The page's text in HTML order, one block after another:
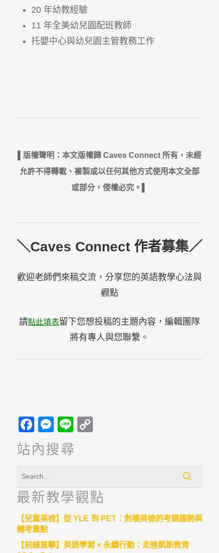
20 年幼教經驗
11 年全美幼兒園配班教師
托嬰中心與幼兒園主管教務工作
▌版權聲明：本文版權歸 Caves Connect 所有，未經
允許不得轉載、複製或以任何其他方式使用本文全部
或部分，侵權必究。▌
＼Caves Connect 作者募集／
歡迎老師們來稿交流，分享您的英語教學心法與
觀點
請點此填表留下您想投稿的主題內容，編輯團隊
將有專人與您聯繫。
Facebook
Messenger
Line
站內搜尋
最新教學觀點
【兒童英檢】從 YLE 到 PET：劍橋英檢的考題趨勢與
輔考重點
【前線直擊】英語學習 × 永續行動：走進凱斯教育